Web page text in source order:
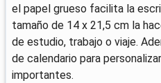
el papel grueso facilita la
tamaño de 14 x 21,5 cm la
de estudio, trabajo o viaje.
de calendario para
importantes.